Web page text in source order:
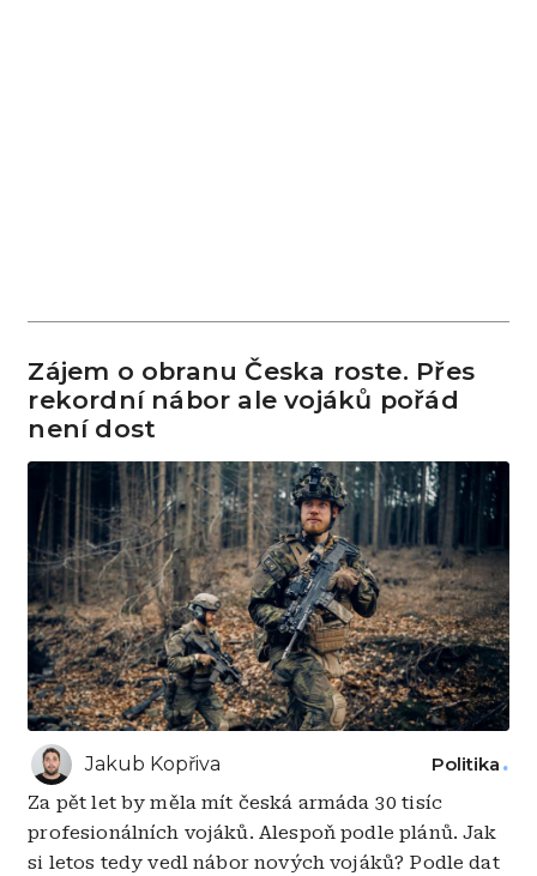
Zájem o obranu Česka roste. Přes
rekordní nábor ale vojáků pořád
není dost
Jakub Kopřiva Politika
Za pět let by měla mít česká armáda 30 tisíc
profesionálních vojáků. Alespoň podle plánů. Jak
si letos tedy vedl nábor nových vojáků? Podle dat